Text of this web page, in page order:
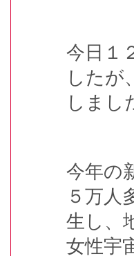
今日１
したが
しまし
今年の
５万人
生し、
女性宇